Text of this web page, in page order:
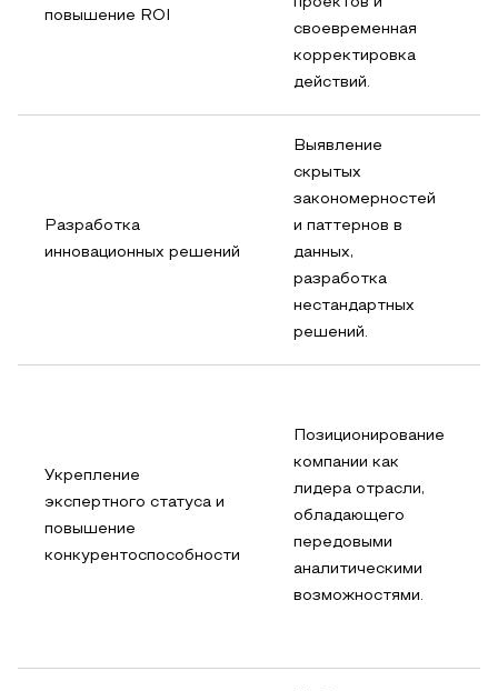
повышение ROI
своевременная
корректировка
действий.
Разработка
инновационных решений
Выявление
скрытых
закономерностей
и паттернов в
данных,
разработка
нестандартных
решений.
Укрепление
экспертного статуса и
повышение
конкурентоспособности
Позиционирование
компании как
лидера отрасли,
обладающего
передовыми
аналитическими
возможностями.